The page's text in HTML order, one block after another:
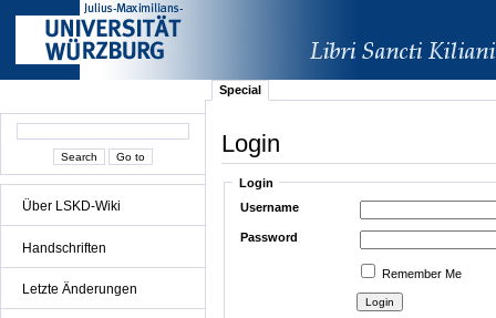
Über LSKD-Wiki
Handschriften
Letzte Änderungen
Special
Login
Login
Username
Password
Remember Me